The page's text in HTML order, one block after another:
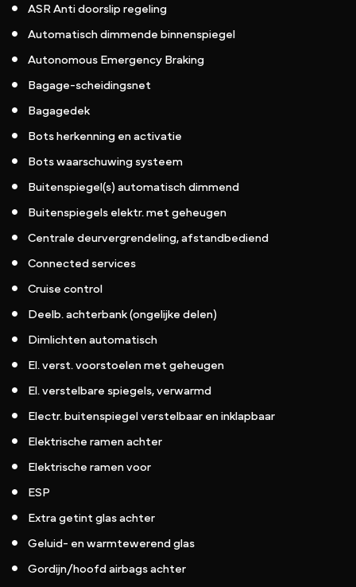
ASR Anti doorslip regeling
Automatisch dimmende binnenspiegel
Autonomous Emergency Braking
Bagage-scheidingsnet
Bagagedek
Bots herkenning en activatie
Bots waarschuwing systeem
Buitenspiegel(s) automatisch dimmend
Buitenspiegels elektr. met geheugen
Centrale deurvergrendeling, afstandbediend
Connected services
Cruise control
Deelb. achterbank (ongelijke delen)
Dimlichten automatisch
El. verst. voorstoelen met geheugen
El. verstelbare spiegels, verwarmd
Electr. buitenspiegel verstelbaar en inklapbaar
Elektrische ramen achter
Elektrische ramen voor
ESP
Extra getint glas achter
Geluid- en warmtewerend glas
Gordijn/hoofd airbags achter